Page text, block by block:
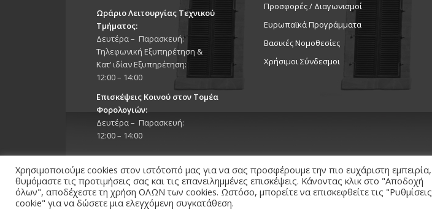
Ωράριο Λειτουργίας Τεχνικού
Τμήματος:
Δευτέρα – Παρασκευή:
Τηλεφωνική Εξυπηρέτηση &
Κατ’ ιδίαν Εξυπηρέτηση:
12:00 – 14:00
Επισκέψεις Κοινού στον Τομέα
Φορολογιών:
Δευτέρα – Παρασκευή:
12:00 – 14:00
Προσφορές / Διαγωνισμοί
Ευρωπαϊκά Προγράμματα
Βασικές Νομοθεσίες
Χρήσιμοι Σύνδεσμοι
Copyright 2026 © Δήμος Στροβόλου, All Rights Reserved. / Powered by
Χρησιμοποιούμε cookies στον ιστότοπό μας για να σας προσφέρουμε την πιο ευχάριστη εμπειρία,
θυμόμαστε τις προτιμήσεις σας και τις επανειλημμένες επισκέψεις. Κάνοντας κλικ στο "Αποδοχή
όλων", αποδέχεστε τη χρήση ΟΛΩΝ των cookies. Ωστόσο, μπορείτε να επισκεφθείτε τις "Ρυθμίσεις
cookie" για να δώσετε μια ελεγχόμενη συγκατάθεση.